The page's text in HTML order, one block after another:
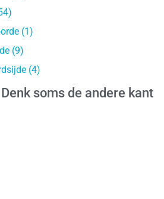
(1)
(9)
(4)
soms de andere kant